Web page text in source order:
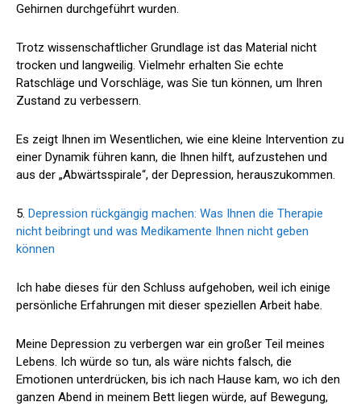
Gehirnen durchgeführt wurden.
Trotz wissenschaftlicher Grundlage ist das Material nicht
trocken und langweilig. Vielmehr erhalten Sie echte
Ratschläge und Vorschläge, was Sie tun können, um Ihren
Zustand zu verbessern.
Es zeigt Ihnen im Wesentlichen, wie eine kleine Intervention zu
einer Dynamik führen kann, die Ihnen hilft, aufzustehen und
aus der „Abwärtsspirale“, der Depression, herauszukommen.
5. Depression rückgängig machen: Was Ihnen die Therapie
nicht beibringt und was Medikamente Ihnen nicht geben
können
Ich habe dieses für den Schluss aufgehoben, weil ich einige
persönliche Erfahrungen mit dieser speziellen Arbeit habe.
Meine Depression zu verbergen war ein großer Teil meines
Lebens. Ich würde so tun, als wäre nichts falsch, die
Emotionen unterdrücken, bis ich nach Hause kam, wo ich den
ganzen Abend in meinem Bett liegen würde, auf Bewegung,